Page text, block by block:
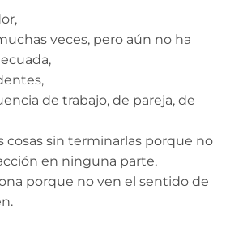
veces, pero aún no ha
de trabajo, de pareja, de
cosas sin terminarlas porque no
en ninguna parte,
porque no ven el sentido de